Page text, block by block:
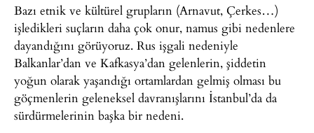
Bazı etnik ve kültürel grupların (Arnavut, Çerkes…)
işledikleri suçların daha çok onur, namus gibi nedenlere
dayandığını görüyoruz. Rus işgali nedeniyle
Balkanlar’dan ve Kafkasya’dan gelenlerin, şiddetin
yoğun olarak yaşandığı ortamlardan gelmiş olması bu
göçmenlerin geleneksel davranışlarını İstanbul’da da
sürdürmelerinin başka bir nedeni.